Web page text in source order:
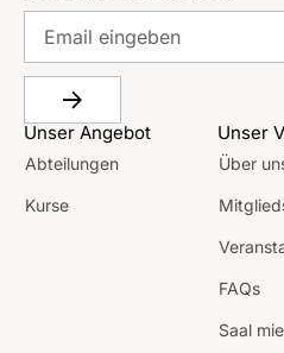
Unser Angebot
Abteilungen
Kurse
Unser
Über
FAQs
Saal